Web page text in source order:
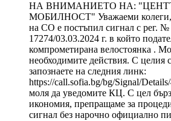
НА ВНИМАНИЕТО НА:
МОБИЛНОСТ" Уважаеми колеги,
на СО е постъпил сигнал с рег.
17274/03.03.2024 г. в който
компрометирана велостоянка .
необходимите действия. С целия
запознаете на следния линк:
https://call.sofia.bg/bg/Signal/Details/
моля да уведомите КЦ. С цел
икономия, препращаме за
сигнал без нарочно официално